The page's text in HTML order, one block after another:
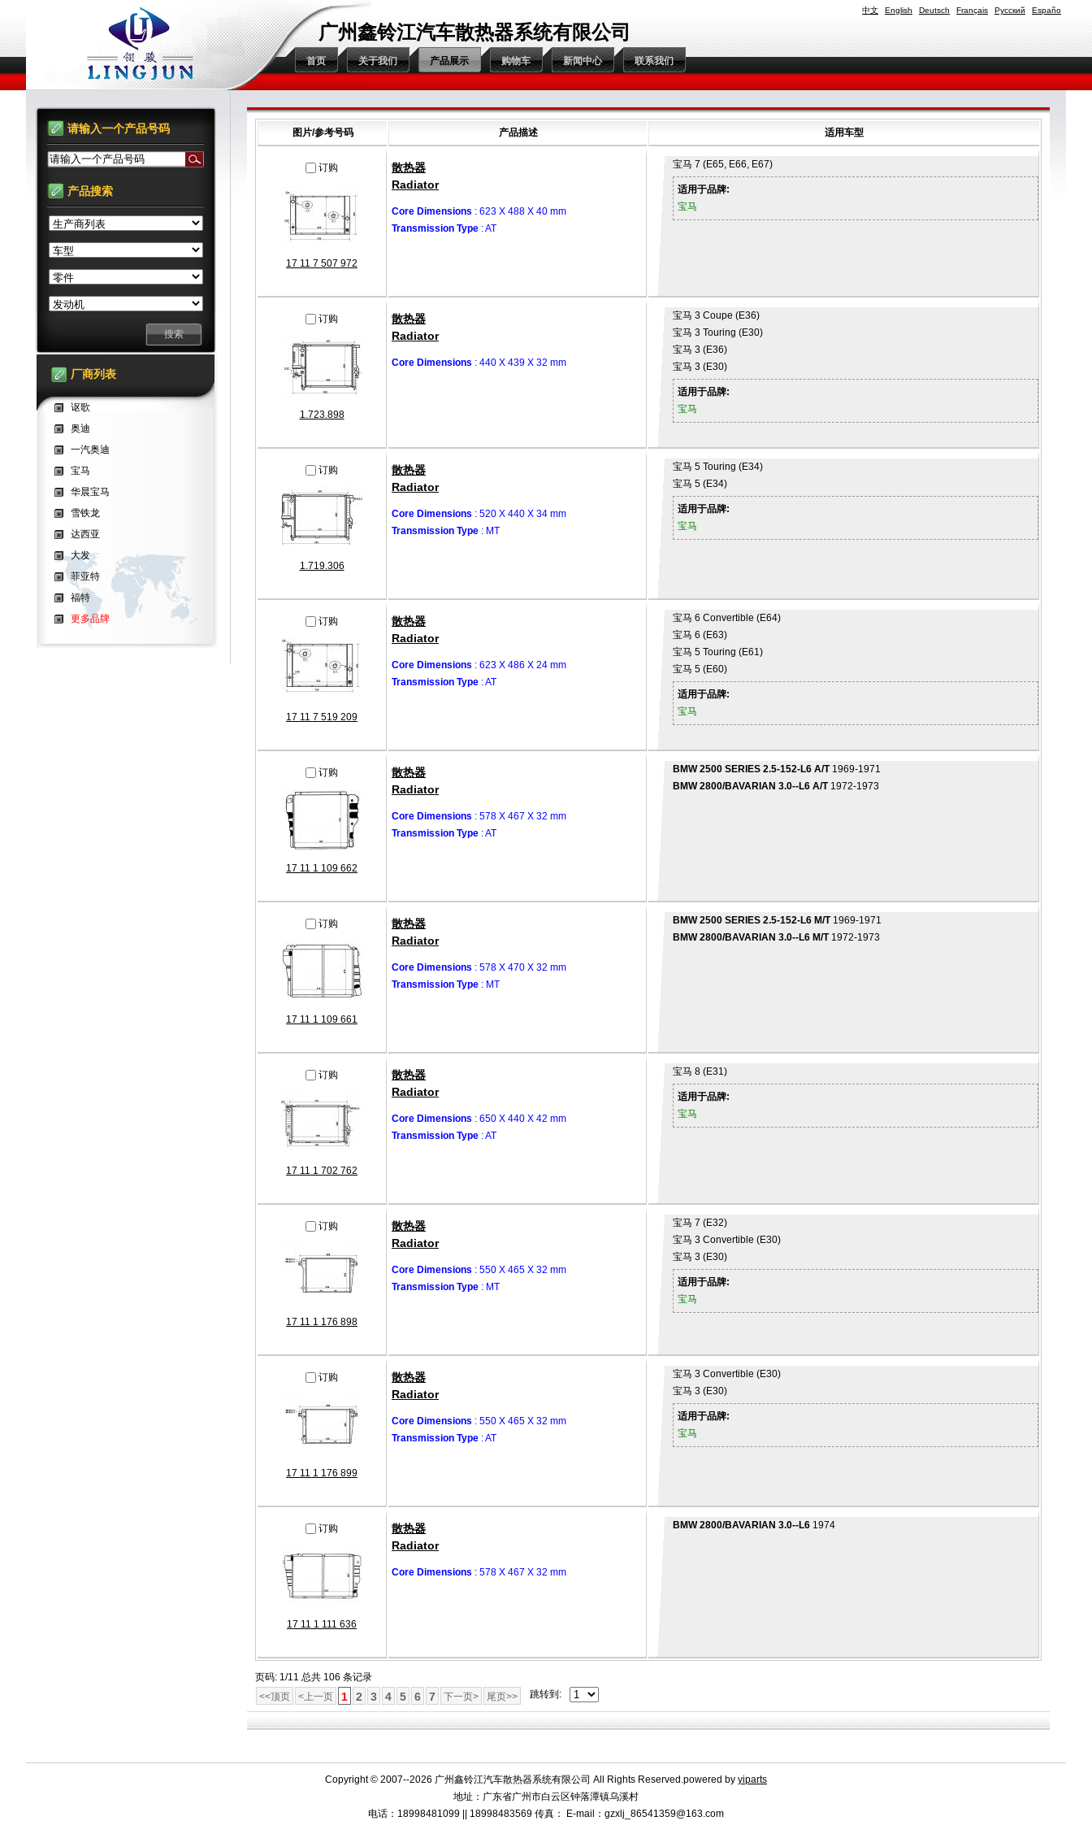
中文 English Deutsch Français Русский Españo
广州鑫铃江汽车散热器系统有限公司
首页 关于我们 产品展示 购物车 新闻中心 联系我们
图片/参考号码 产品描述 适用车型
订购
17 11 7 507 972
散热器
Radiator
Core Dimensions : 623 X 488 X 40 mm
Transmission Type : AT
宝马 7 (E65, E66, E67)
适用于品牌:
宝马
订购
1.723.898
散热器
Radiator
Core Dimensions : 440 X 439 X 32 mm
宝马 3 Coupe (E36)
宝马 3 Touring (E30)
宝马 3 (E36)
宝马 3 (E30)
适用于品牌:
宝马
订购
1.719.306
散热器
Radiator
Core Dimensions : 520 X 440 X 34 mm
Transmission Type : MT
宝马 5 Touring (E34)
宝马 5 (E34)
适用于品牌:
宝马
订购
17 11 7 519 209
散热器
Radiator
Core Dimensions : 623 X 486 X 24 mm
Transmission Type : AT
宝马 6 Convertible (E64)
宝马 6 (E63)
宝马 5 Touring (E61)
宝马 5 (E60)
适用于品牌:
宝马
订购
17 11 1 109 662
散热器
Radiator
Core Dimensions : 578 X 467 X 32 mm
Transmission Type : AT
BMW 2500 SERIES 2.5-152-L6 A/T 1969-1971
BMW 2800/BAVARIAN 3.0--L6 A/T 1972-1973
订购
17 11 1 109 661
散热器
Radiator
Core Dimensions : 578 X 470 X 32 mm
Transmission Type : MT
BMW 2500 SERIES 2.5-152-L6 M/T 1969-1971
BMW 2800/BAVARIAN 3.0--L6 M/T 1972-1973
订购
17 11 1 702 762
散热器
Radiator
Core Dimensions : 650 X 440 X 42 mm
Transmission Type : AT
宝马 8 (E31)
适用于品牌:
宝马
订购
17 11 1 176 898
散热器
Radiator
Core Dimensions : 550 X 465 X 32 mm
Transmission Type : MT
宝马 7 (E32)
宝马 3 Convertible (E30)
宝马 3 (E30)
适用于品牌:
宝马
订购
17 11 1 176 899
散热器
Radiator
Core Dimensions : 550 X 465 X 32 mm
Transmission Type : AT
宝马 3 Convertible (E30)
宝马 3 (E30)
适用于品牌:
宝马
订购
17 11 1 111 636
散热器
Radiator
Core Dimensions : 578 X 467 X 32 mm
BMW 2800/BAVARIAN 3.0--L6 1974
页码: 1/11 总共 106 条记录
<<顶页
<上一页 1 2 3 4 5 6 7 下一页> 尾页>> 跳转到:
请输入一个产品号码
请输入一个产品号码
产品搜索
厂商列表
讴歌
奥迪
一汽奥迪
宝马
华晨宝马
雪铁龙
达西亚
大发
菲亚特
福特
更多品牌
Copyright © 2007--2026 广州鑫铃江汽车散热器系统有限公司 All Rights Reserved.powered by yiparts
地址：广东省广州市白云区钟落潭镇乌溪村
电话：18998481099 || 18998483569 传真： E-mail：gzxlj_86541359@163.com